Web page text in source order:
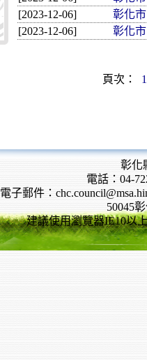
[2023-12-06]
彰化
[2023-12-06]
彰化
頁次： 1
彰化
電話：04-
電子郵件：
50045
建議使用瀏覽器IE10以